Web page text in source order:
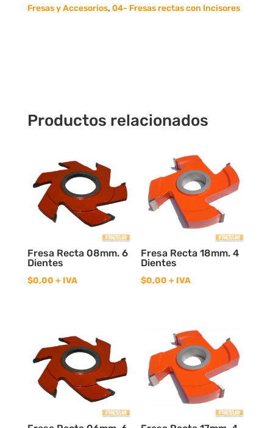
4
Fresas y Accesorios, 04- Fresas rectas con Incisores
Productos relacionados
Fresa Recta 08mm. 6
Dientes
$0,00 + IVA
Fresa Recta 18mm. 4
Dientes
$0,00 + IVA